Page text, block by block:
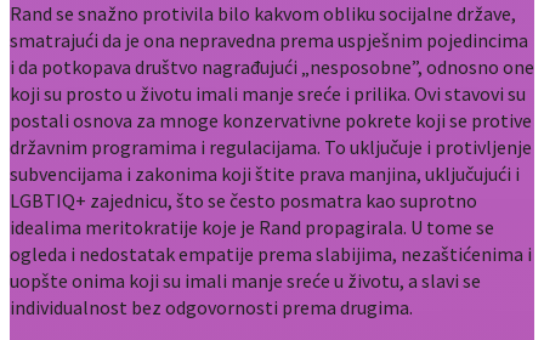
Rand se snažno protivila bilo kakvom obliku socijalne države,
smatrajući da je ona nepravedna prema uspješnim pojedincima
i da potkopava društvo nagrađujući „nesposobne”, odnosno one
koji su prosto u životu imali manje sreće i prilika. Ovi stavovi su
postali osnova za mnoge konzervativne pokrete koji se protive
državnim programima i regulacijama. To uključuje i protivljenje
subvencijama i zakonima koji štite prava manjina, uključujući i
LGBTIQ+ zajednicu, što se često posmatra kao suprotno
idealima meritokratije koje je Rand propagirala. U tome se
ogleda i nedostatak empatije prema slabijima, nezaštićenima i
uopšte onima koji su imali manje sreće u životu, a slavi se
individualnost bez odgovornosti prema drugima.